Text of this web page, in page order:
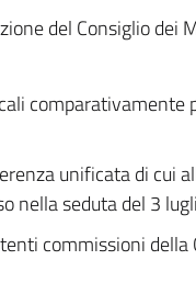
del Consiglio dei
comparativamente
unificata di cui
nella seduta del 3
commissioni